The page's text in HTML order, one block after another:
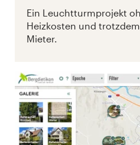
Ein Leuchtturmprojekt
Heizkosten und
Mieter.